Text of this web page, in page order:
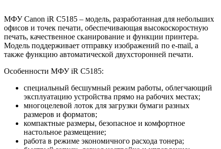
МФУ Canon iR C5185 – модель, разработанная для небольших
офисов и точек печати, обеспечивающая высокоскоростную
печать, качественное сканирование и функции принтера.
Модель поддерживает отправку изображений по e-mail, а
также функцию автоматической двухсторонней печати.
Особенности МФУ iR C5185:
специальный бесшумный режим работы, облегчающий
эксплуатацию устройства прямо на рабочих местах;
многоцелевой лоток для загрузки бумаги разных
размеров и форматов;
компактные размеры, безопасное и комфортное
настольное размещение;
работа в режиме экономичного расхода тонера;